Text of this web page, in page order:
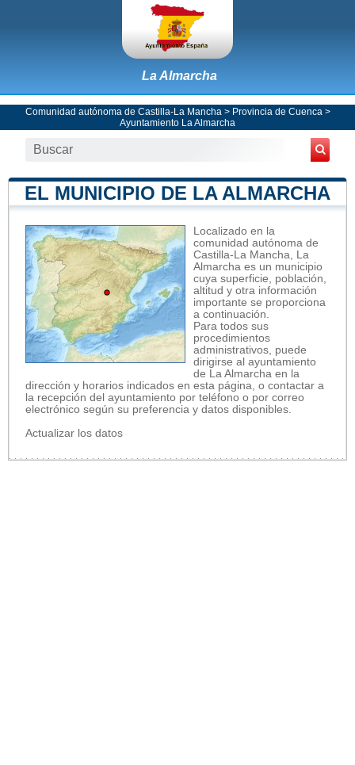
La Almarcha
Comunidad autónoma de Castilla-La Mancha > Provincia de Cuenca >
Ayuntamiento La Almarcha
EL MUNICIPIO DE LA ALMARCHA
Localizado en la
comunidad autónoma de
Castilla-La Mancha, La
Almarcha es un municipio
cuya superficie, población,
altitud y otra información
importante se proporciona
a continuación.
Para todos sus
procedimientos
administrativos, puede
dirigirse al ayuntamiento
de La Almarcha en la
dirección y horarios indicados en esta página, o contactar a
la recepción del ayuntamiento por teléfono o por correo
electrónico según su preferencia y datos disponibles.
Actualizar los datos